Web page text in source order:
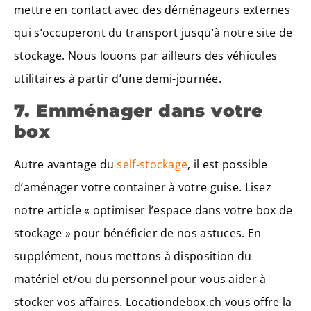
mettre en contact avec des déménageurs externes
qui s’occuperont du transport jusqu’à notre site de
stockage. Nous louons par ailleurs des véhicules
utilitaires à partir d’une demi-journée.
7. Emménager dans votre
box
Autre avantage duself-stockage, il est possible
d’aménager votre container à votre guise. Lisez
notre article « optimiser l’espace dans votre box de
stockage » pour bénéficier de nos astuces. En
supplément, nous mettons à disposition du
matériel et/ou du personnel pour vous aider à
stocker vos affaires. Locationdebox.ch vous offre la